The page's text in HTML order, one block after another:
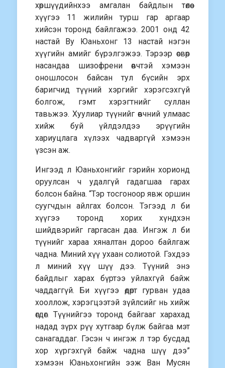
хөршүүдийнхээ амгалан байдлын төлөө
хүүгээ 11 жилийн турш гар аргаар
хийсэн торонд байлгажээ. 2001 онд 42
настай Ву Юаньхонг 13 настай нэгэн
хүүгийн амийг бүрэлгэжээ. Тэрээр өсвөр
насандаа шизофрени өвчтэй хэмээн
оношлосон байсан тул бүсийн эрх
баригчид түүний хэргийг хэрэгсэхгүй
болгож, гэмт хэрэгтнийг суллан
тавьжээ. Хуулиар түүнийг өвчний улмаас
хийж буй үйлдэлдээ эрүүгийн
хариуцлага хүлээх чадваргүй хэмээн
үзсэн аж.
Ингээд л Юаньхонгийг гэрийн хорионд
оруулсан ч удалгүй гадагшаа гарах
болсон байна. “Тэр тосгоноор явж оршин
суугчдын айлгах болсон. Тэгээд л би
хүүгээ торонд хорих хүндхэн
шийдвэрийг гаргасан даа. Ингэж л би
түүнийг хараа хяналтан дороо байлгаж
чадна. Миний хүү ухаан солиотой. Гэхдээ
л миний хүү шүү дээ. Түүний энэ
байдлыг харах бүртээ уйлахгүй байж
чаддаггүй. Би хүүгээ өдөрт гурван удаа
хооллож, хэрэгцээтэй зүйлсийг нь хийж
өгдөг. Түүнийгээ торонд байгааг харахад
надад зүрх рүү хутгаар бүлж байгаа мэт
санагаддаг. Гэсэн ч ингэж л тэр бусдад
хор хүргэхгүй байж чадна шүү дээ”
хэмээн Юаньхонгийн ээж Ван Мусян